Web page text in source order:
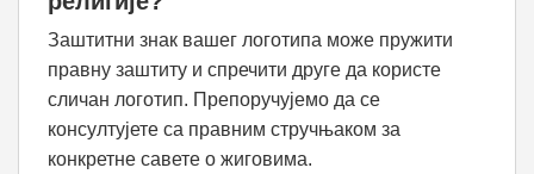
Заштитни знак вашег логотипа може пружити
правну заштиту и спречити друге да користе
сличан логотип. Препоручујемо да се
консултујете са правним стручњаком за
конкретне савете о жиговима.